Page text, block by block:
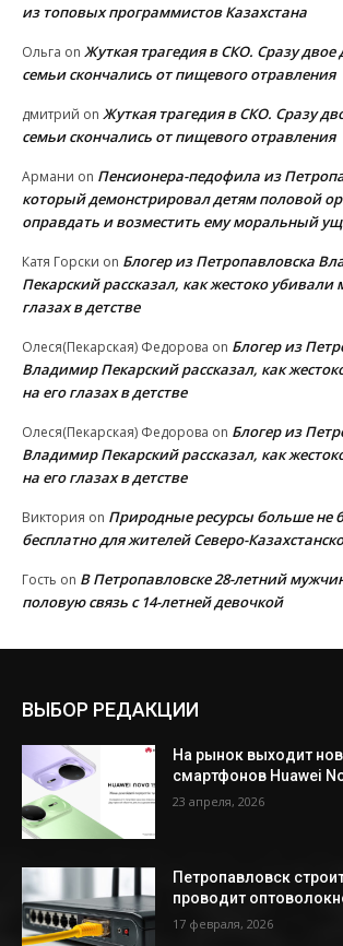
из топовых программистов Казахстана
Ольга on Жуткая трагедия в СКО. Сразу двое
семьи скончались от пищевого отравления
дмитрий on Жуткая трагедия в СКО. Сразу
семьи скончались от пищевого отравления
Армани on Пенсионера-педофила из
который демонстрировал детям половой
оправдать и возместить ему моральный
Катя Горски on Блогер из Петропавловска
Пекарский рассказал, как жестоко убивали
глазах в детстве
Олеся(Пекарская) Федорова on Блогер из
Владимир Пекарский рассказал, как
на его глазах в детстве
Олеся(Пекарская) Федорова on Блогер из
Владимир Пекарский рассказал, как
на его глазах в детстве
Виктория on Природные ресурсы больше не
бесплатно для жителей Северо-
Гость on В Петропавловске 28-летний
половую связь с 14-летней девочкой
ВЫБОР РЕДАКЦИИ
На рынок выходит
смартфонов Huawei
23 апреля, 2026
Петропавловск
проводит
17 февраля, 2026